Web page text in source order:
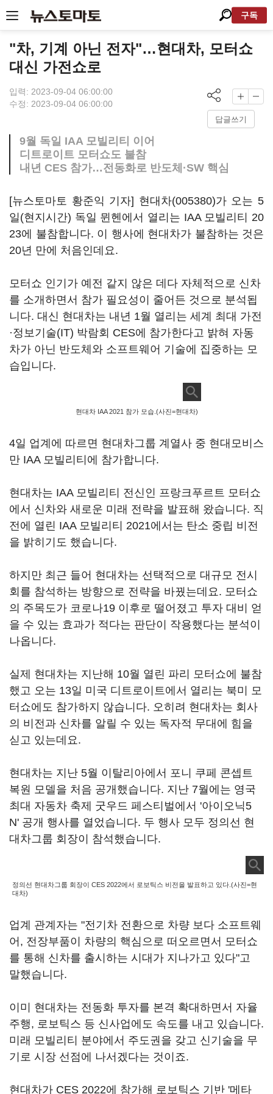
구독
"차, 기계 아닌 전자"…현대차, 모터쇼
대신 가전쇼로
입력: 2023-09-04 06:00:00
수정: 2023-09-04 06:00:00
답글쓰기
9월 독일 IAA 모빌리티 이어
디트로이트 모터쇼도 불참
내년 CES 참가…전동화로 반도체·SW 핵심
[뉴스토마토 황준익 기자] 현대차(005380)가 오는 5
일(현지시간) 독일 뮌헨에서 열리는 IAA 모빌리티 20
23에 불참합니다. 이 행사에 현대차가 불참하는 것은
20년 만에 처음인데요.
모터쇼 인기가 예전 같지 않은 데다 자체적으로 신차
를 소개하면서 참가 필요성이 줄어든 것으로 분석됩
니다. 대신 현대차는 내년 1월 열리는 세계 최대 가전
·정보기술(IT) 박람회 CES에 참가한다고 밝혀 자동
차가 아닌 반도체와 소프트웨어 기술에 집중하는 모
습입니다.
현대차 IAA 2021 참가 모습.(사진=현대차)
4일 업계에 따르면 현대차그룹 계열사 중 현대모비스
만 IAA 모빌리티에 참가합니다.
현대차는 IAA 모빌리티 전신인 프랑크푸르트 모터쇼
에서 신차와 새로운 미래 전략을 발표해 왔습니다. 직
전에 열린 IAA 모빌리티 2021에서는 탄소 중립 비전
을 밝히기도 했습니다.
하지만 최근 들어 현대차는 선택적으로 대규모 전시
회를 참석하는 방향으로 전략을 바꿨는데요. 모터쇼
의 주목도가 코로나19 이후로 떨어졌고 투자 대비 얻
을 수 있는 효과가 적다는 판단이 작용했다는 분석이
나옵니다.
실제 현대차는 지난해 10월 열린 파리 모터쇼에 불참
했고 오는 13일 미국 디트로이트에서 열리는 북미 모
터쇼에도 참가하지 않습니다. 오히려 현대차는 회사
의 비전과 신차를 알릴 수 있는 독자적 무대에 힘을
싣고 있는데요.
현대차는 지난 5월 이탈리아에서 포니 쿠페 콘셉트
복원 모델을 처음 공개했습니다. 지난 7월에는 영국
최대 자동차 축제 굿우드 페스티벌에서 '아이오닉5
N' 공개 행사를 열었습니다. 두 행사 모두 정의선 현
대차그룹 회장이 참석했습니다.
정의선 현대차그룹 회장이 CES 2022에서 로보틱스 비전을 발표하고 있다.(사진=현
대차)
업계 관계자는 "전기차 전환으로 차량 보다 소프트웨
어, 전장부품이 차량의 핵심으로 떠오르면서 모터쇼
를 통해 신차를 출시하는 시대가 지나가고 있다"고
말했습니다.
이미 현대차는 전동화 투자를 본격 확대하면서 자율
주행, 로보틱스 등 신사업에도 속도를 내고 있습니다.
미래 모빌리티 분야에서 주도권을 갖고 신기술을 무
기로 시장 선점에 나서겠다는 것이죠.
현대차가 CES 2022에 참가해 로보틱스 기반 '메타